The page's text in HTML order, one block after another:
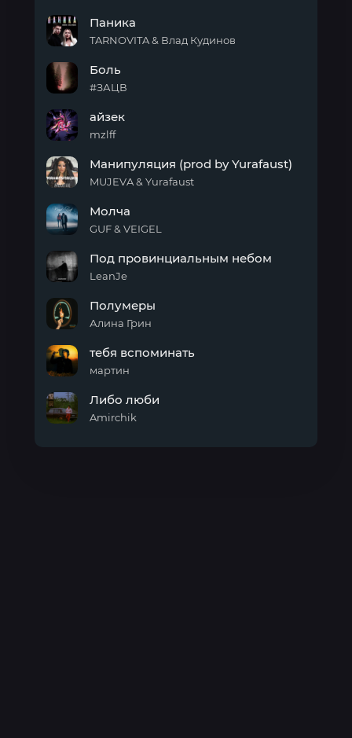
Паника
TARNOVITA & Влад Кудинов
Боль
#ЗАЦВ
айзек
mzlff
(prod
by
Манипуляция (prod by Yurafaust)
MUJEVA & Yurafaust
Молча
GUF & VEIGEL
провинциальным
небом
Под провинциальным небом
LeanJe
Полумеры
Алина Грин
вспоминать
тебя вспоминать
мартин
Либо люби
Amirchik